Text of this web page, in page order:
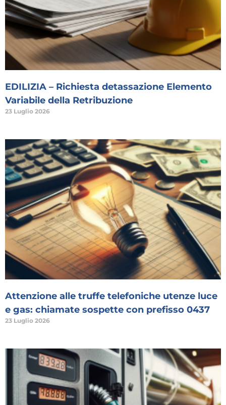
EDILIZIA – Richiesta detassazione Elemento
Variabile della Retribuzione
23 Luglio 2026
Attenzione alle truffe telefoniche utenze luce
e gas: chiamate sospette con prefisso 0437
23 Luglio 2026